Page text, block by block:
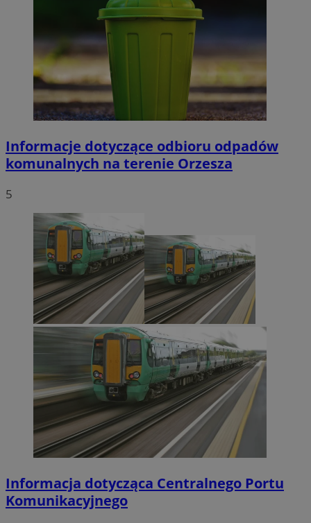
Informacje dotyczące odbioru odpadów
komunalnych na terenie Orzesza
5
Informacja dotycząca Centralnego Portu
Komunikacyjnego